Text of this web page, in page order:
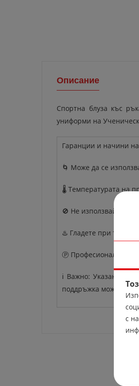
Описание
Спортна блуза къс
униформи на
Гаранции и начини
🌀 Може да се
🌡️ Температурата на
🚫 Не използвайте
♨️ Гладете при
Ⓟ Професионално
ℹ️ Важно: Указанията
поддръжка може да
с